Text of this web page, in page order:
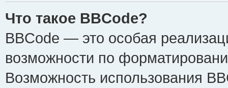
Что такое BBCode?
BBCode — это особая
возможности по
Возможность использования